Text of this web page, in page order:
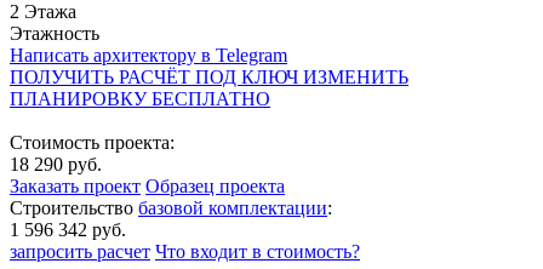
2 Этажа
Этажность
Написать архитектору в Telegram
ПОЛУЧИТЬ РАСЧЁТ ПОД КЛЮЧ ИЗМЕНИТЬ
ПЛАНИРОВКУ БЕСПЛАТНО
Стоимость проекта:
18 290 руб.
Заказать проект Образец проекта
Строительство базовой комплектации:
1 596 342 руб.
запросить расчет Что входит в стоимость?